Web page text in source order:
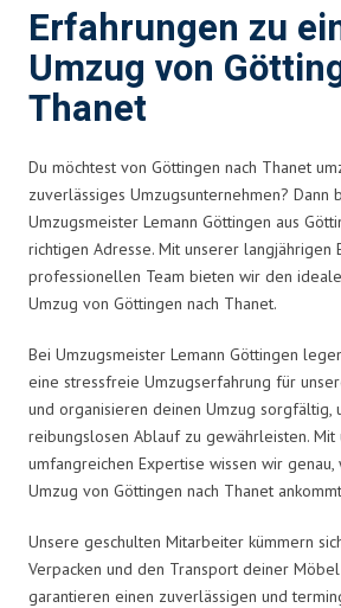
Erfahrungen zu
Umzug von
Thanet
Du möchtest von Göttingen nach Thanet
zuverlässiges Umzugsunternehmen? Dann
Umzugsmeister Lemann Göttingen aus
richtigen Adresse. Mit unserer langjährigen
professionellen Team bieten wir den
Umzug von Göttingen nach Thanet.
Bei Umzugsmeister Lemann Göttingen
eine stressfreie Umzugserfahrung für
und organisieren deinen Umzug sorgfältig,
reibungslosen Ablauf zu gewährleisten. Mit
umfangreichen Expertise wissen wir
Umzug von Göttingen nach Thanet
Unsere geschulten Mitarbeiter kümmern
Verpacken und den Transport deiner
garantieren einen zuverlässigen und